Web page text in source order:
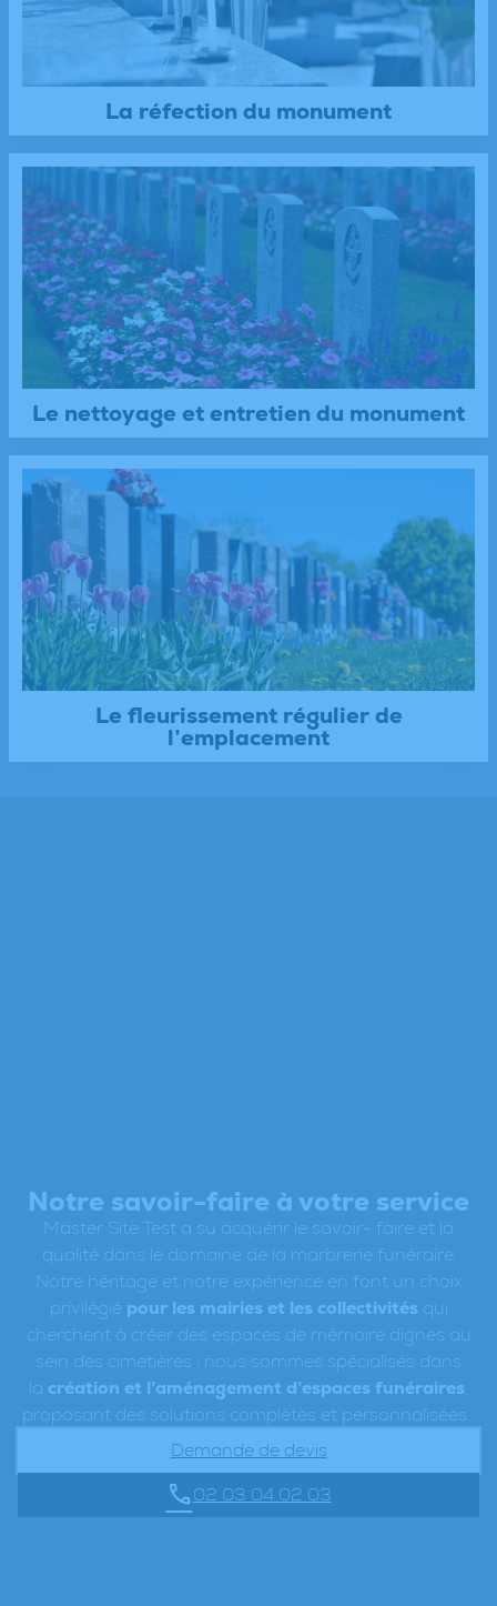
La réfection du monument
Le nettoyage et entretien du monument
Le fleurissement régulier de
l’emplacement
Notre savoir-faire à votre service
Master Site Test a su acquérir le savoir- faire et la
qualité dans le domaine de la marbrerie funéraire.
Notre héritage et notre expérience en font un choix
privilégié pour les mairies et les collectivités qui
cherchent à créer des espaces de mémoire dignes au
sein des cimetières ; nous sommes spécialisés dans
la création et l’aménagement d’espaces funéraires
proposant des solutions complètes et personnalisées.
Demande de devis
02 03 04 02 03